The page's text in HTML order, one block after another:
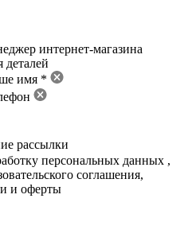
интернет-магазина
деталей
имя *
рассылки
персональных данных ,
соглашения,
и оферты